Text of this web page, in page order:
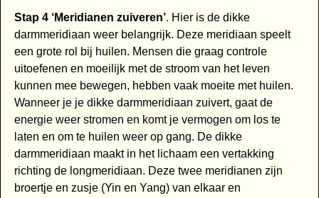
Stap 4 ‘Meridianen zuiveren’. Hier is de dikke
darmmeridiaan weer belangrijk. Deze meridiaan speelt
een grote rol bij huilen. Mensen die graag controle
uitoefenen en moeilijk met de stroom van het leven
kunnen mee bewegen, hebben vaak moeite met huilen.
Wanneer je je dikke darmmeridiaan zuivert, gaat de
energie weer stromen en komt je vermogen om los te
laten en om te huilen weer op gang. De dikke
darmmeridiaan maakt in het lichaam een vertakking
richting de longmeridiaan. Deze twee meridianen zijn
broertje en zusje (Yin en Yang) van elkaar en